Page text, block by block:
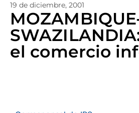
19 de diciembre, 2001
el comercio